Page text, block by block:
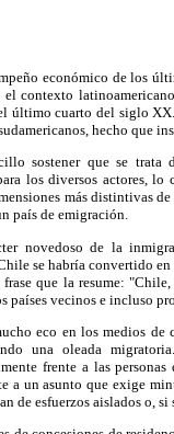
económico de los
contexto
último cuarto del siglo
hecho que
sostener que se
los diversos actores,
más distintivas
país de emigración.
novedoso de la
se habría convertido
que la resume:
países vecinos e incluso
eco en los medios
una oleada
frente a las
a un asunto que exige
de esfuerzos aislados o,